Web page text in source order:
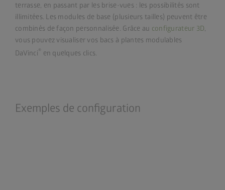
terrasse, en passant par les brise-vues : les possibilités sont
illimitées. Les modules de base (plusieurs tailles) peuvent être
combinés de façon personnalisée. Grâce au configurateur 3D,
vous pouvez visualiser vos bacs à plantes modulables
DaVinci ® en quelques clics.
Exemples de configuration